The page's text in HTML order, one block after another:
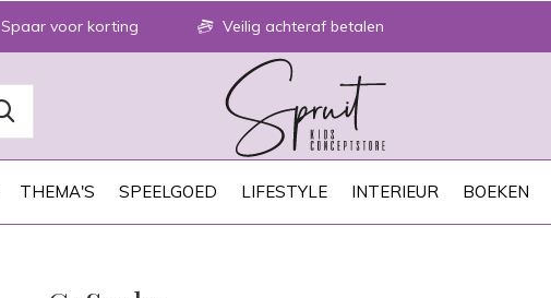
THEMA'S SPEELGOED LIFESTYLE INTERIEUR BOEKEN
Spaar voor korting Veilig achteraf betalen